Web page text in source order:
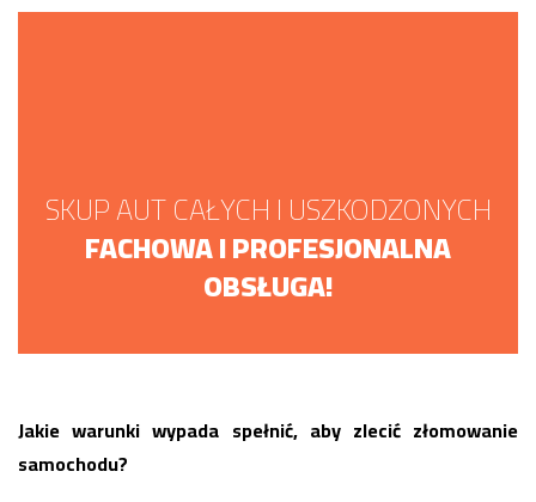
SKUP AUT CAŁYCH I USZKODZONYCH
FACHOWA I PROFESJONALNA
OBSŁUGA!
Jakie warunki wypada spełnić, aby zlecić złomowanie
samochodu?